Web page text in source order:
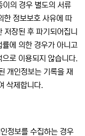
의 경우 별도의 서류
한 정보보호 사유에 따
저장된 후 파기되어집니
에 의한 경우가 아니고
로 이용되지 않습니다.
개인정보는 기록을 재
삭제합니다.
정보를 수집하는 경우